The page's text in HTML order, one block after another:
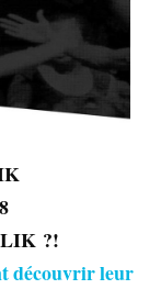
?!
découvrir leur